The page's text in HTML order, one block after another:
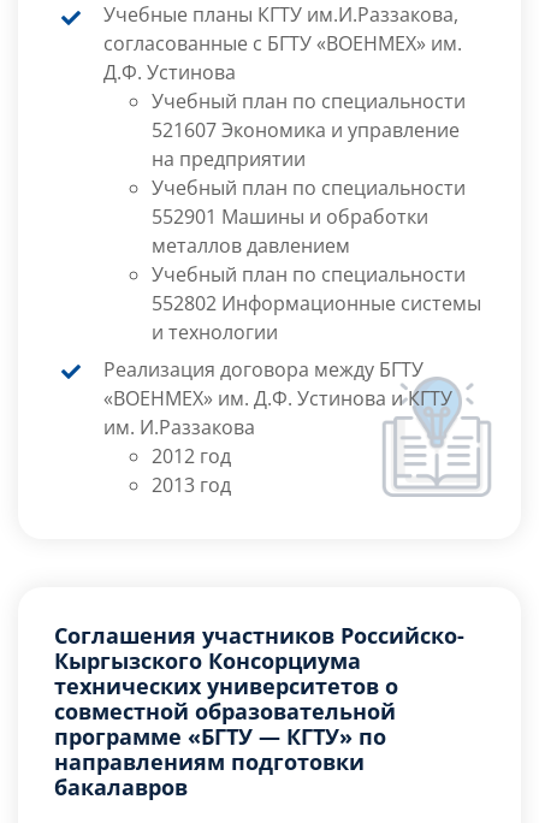
Учебные планы КГТУ им.И.Раззакова,
согласованные с БГТУ «ВОЕНМЕХ» им.
Д.Ф. Устинова
Учебный план по специальности
521607 Экономика и управление
на предприятии
Учебный план по специальности
552901 Машины и обработки
металлов давлением
Учебный план по специальности
552802 Информационные системы
и технологии
Реализация договора между БГТУ
«ВОЕНМЕХ» им. Д.Ф. Устинова и КГТУ
им. И.Раззакова
2012 год
2013 год
Соглашения участников Российско-
Кыргызского Консорциума
технических университетов о
совместной образовательной
программе «БГТУ — КГТУ» по
направлениям подготовки
бакалавров